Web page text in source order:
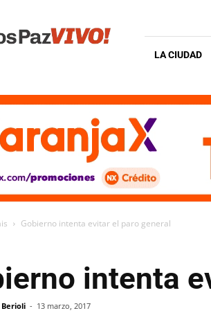
LA CIUDAD
Gobierno intenta evitar el paro general
intenta
Berioli - 13 marzo, 2017